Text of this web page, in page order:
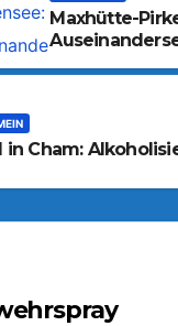
Maxhütte-
in Cham: